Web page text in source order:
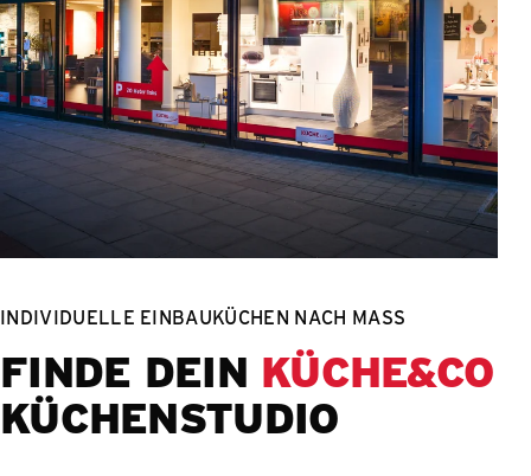
INDIVIDUELLE EINBAUKÜCHEN NACH MASS
FINDE DEIN KÜCHE&CO
KÜCHENSTUDIO